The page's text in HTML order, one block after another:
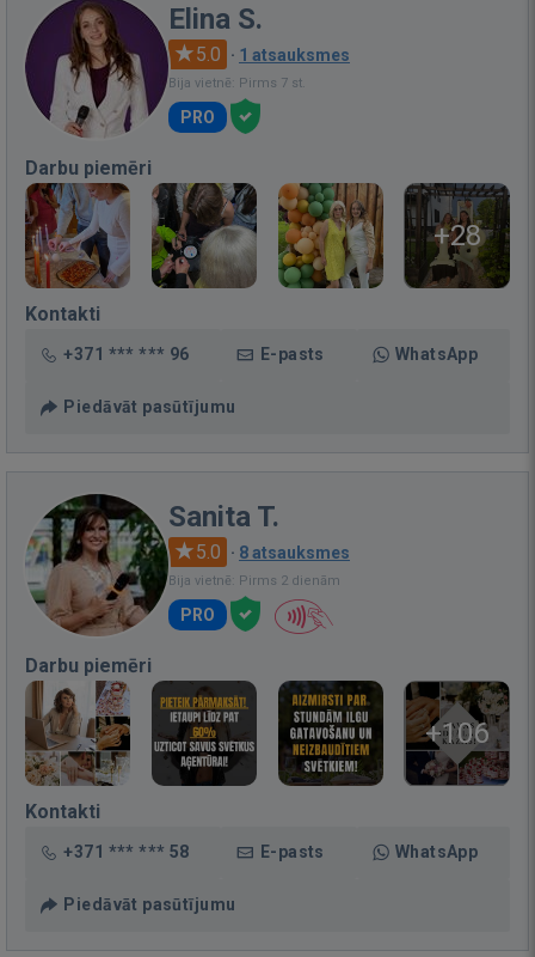
Elina S.
5.0 · 1 atsauksmes
Bija vietnē: Pirms 7 st.
PRO
Darbu piemēri
+28
Kontakti
+371 *** *** 96 E-pasts WhatsApp
Piedāvāt pasūtījumu
Sanita T.
5.0 · 8 atsauksmes
Bija vietnē: Pirms 2 dienām
PRO
Darbu piemēri
+106
Kontakti
+371 *** *** 58 E-pasts WhatsApp
Piedāvāt pasūtījumu